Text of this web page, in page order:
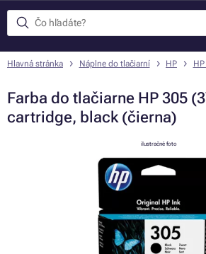
Hlavná stránka Náplne do tlačiarní HP
Farba do tlačiarne HP 305
cartridge, black (čierna)
ilustračné foto